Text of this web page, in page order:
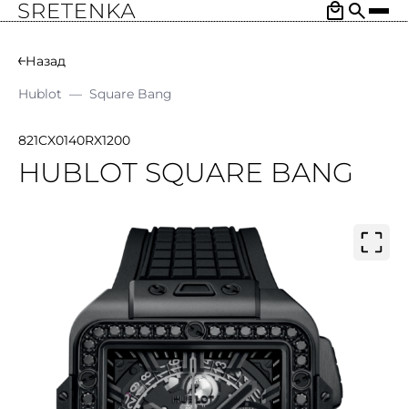
Назад
Hublot — Square Bang
821CX0140RX1200
HUBLOT SQUARE BANG